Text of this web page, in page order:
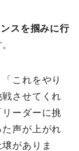
ンスを掴みに行
これをやり
させてくれ
ーダーに挑
声が上がれ
がありま